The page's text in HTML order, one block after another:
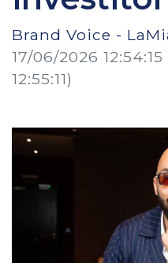
Brand Voice -
17/06/2026 12:54:15
12:55:11)